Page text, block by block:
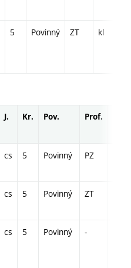
5 Povinný ZT kl
J. Kr. Pov. Prof.
cs 5 Povinný PZ
cs 5 Povinný ZT
cs 5 Povinný -